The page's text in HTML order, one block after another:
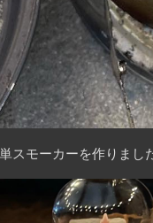
スモーカーを作りまし